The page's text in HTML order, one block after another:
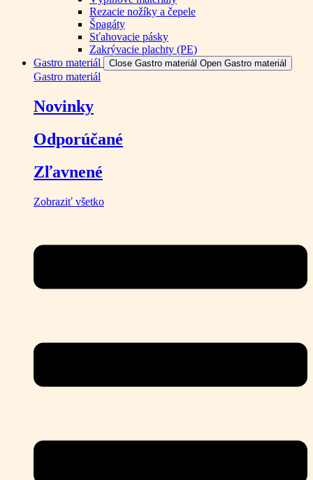
Rezacie nožíky a čepele
Špagáty
Sťahovacie pásky
Zakrývacie plachty (PE)
Gastro materiál
Close Gastro materiál Open Gastro materiál
Gastro materiál
Novinky
Odporúčané
Zľavnené
Zobraziť všetko